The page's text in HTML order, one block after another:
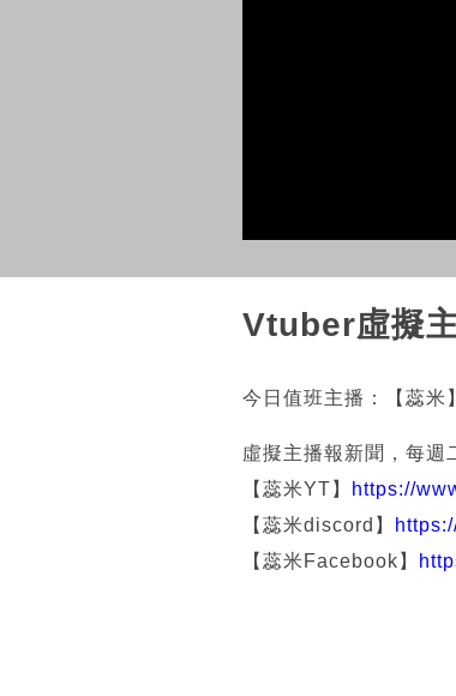
Vtuber虛擬
今日值班主播：【蕊米】
虛擬主播報新聞，每週
【蕊米YT】
https://
【蕊米discord】
【蕊米Facebook】